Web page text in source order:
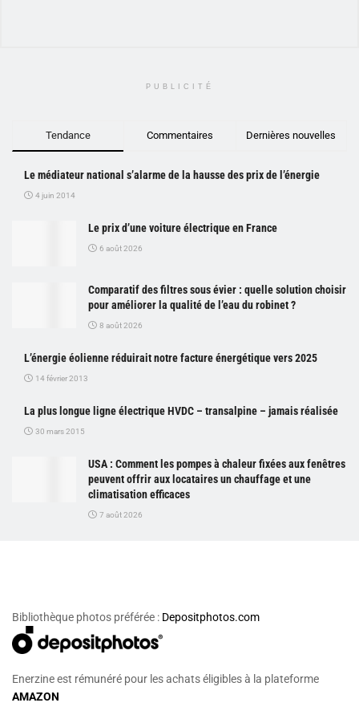
PUBLICITÉ
Tendance Commentaires Dernières nouvelles
Le médiateur national s’alarme de la hausse des prix de l’énergie
4 juin 2014
Le prix d’une voiture électrique en France
6 août 2026
Comparatif des filtres sous évier : quelle solution choisir
pour améliorer la qualité de l’eau du robinet ?
8 août 2026
L’énergie éolienne réduirait notre facture énergétique vers 2025
14 février 2013
La plus longue ligne électrique HVDC – transalpine – jamais réalisée
30 mars 2015
USA : Comment les pompes à chaleur fixées aux fenêtres
peuvent offrir aux locataires un chauffage et une
climatisation efficaces
7 août 2026
Bibliothèque photos préférée : Depositphotos.com
Enerzine est rémunéré pour les achats éligibles à la plateforme
AMAZON